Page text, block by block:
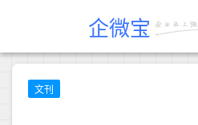
企微宝
文刊